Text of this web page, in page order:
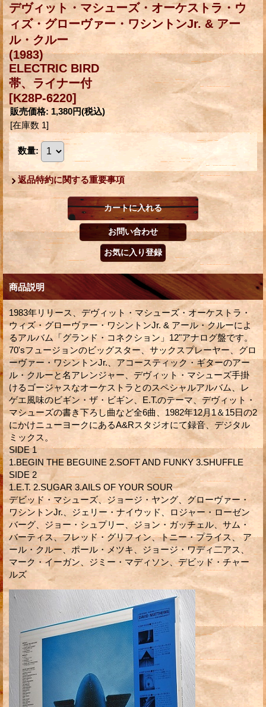
デヴィット・マシューズ・オーケストラ・ウ
ィズ・グローヴァー・ワシントンJr. & アー
ル・クルー
(1983)
ELECTRIC BIRD
帯、ライナー付
[K28P-6220]
販売価格: 1,380円(税込)
[在庫数 1]
数量:
返品特約に関する重要事項
商品説明
1983年リリース、デヴィット・マシューズ・オーケストラ・
ウィズ・グローヴァー・ワシントンJr. & アール・クルーによ
るアルバム「グランド・コネクション」12"アナログ盤です。
70'sフュージョンのビッグスター、サックスプレーヤー、グロ
ーヴァー・ワシントンJr.、アコースティック・ギターのアー
ル・クルーと名アレンジャー、デヴィット・マシューズ手掛
けるゴージャスなオーケストラとのスペシャルアルバム、レ
ゲエ風味のビギン・ザ・ビギン、E.T.のテーマ、デヴィット・
マシューズの書き下ろし曲など全6曲、1982年12月1＆15日の2
にかけニューヨークにあるA&Rスタジオにて録音、デジタル
ミックス。
SIDE 1
1.BEGIN THE BEGUINE 2.SOFT AND FUNKY 3.SHUFFLE
SIDE 2
1.E.T. 2.SUGAR 3.AILS OF YOUR SOUR
デビッド・マシューズ、ジョージ・ヤング、グローヴァー・
ワシントンJr.、ジェリー・ナイウッド、ロジャー・ローゼン
バーグ、ジョー・シュプリー、ジョン・ガッチェル、サム・
バーティス、フレッド・グリフィン、トニー・プライス、 ア
ール・クルー、ポール・メツキ、ジョージ・ワディ二アス、
マーク・イーガン、ジミー・マディソン、デビッド・チャー
ルズ